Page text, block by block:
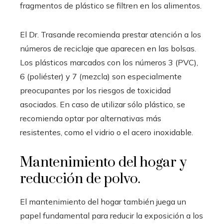
fragmentos de plástico se filtren en los alimentos.
El Dr. Trasande recomienda prestar atención a los
números de reciclaje que aparecen en las bolsas.
Los plásticos marcados con los números 3 (PVC),
6 (poliéster) y 7 (mezcla) son especialmente
preocupantes por los riesgos de toxicidad
asociados. En caso de utilizar sólo plástico, se
recomienda optar por alternativas más
resistentes, como el vidrio o el acero inoxidable.
Mantenimiento del hogar y
reducción de polvo.
El mantenimiento del hogar también juega un
papel fundamental para reducir la exposición a los